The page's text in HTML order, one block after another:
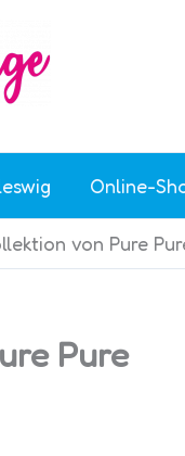
Online-
von Pure
Pure